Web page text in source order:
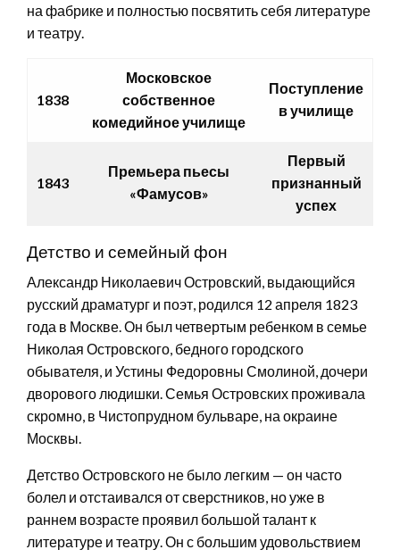
на фабрике и полностью посвятить себя литературе
и театру.
1838
Московское
собственное
комедийное училище
Поступление
в училище
1843
Премьера пьесы
«Фамусов»
Первый
признанный
успех
Детство и семейный фон
Александр Николаевич Островский, выдающийся
русский драматург и поэт, родился 12 апреля 1823
года в Москве. Он был четвертым ребенком в семье
Николая Островского, бедного городского
обывателя, и Устины Федоровны Смолиной, дочери
дворового людишки. Семья Островских проживала
скромно, в Чистопрудном бульваре, на окраине
Москвы.
Детство Островского не было легким — он часто
болел и отстаивался от сверстников, но уже в
раннем возрасте проявил большой талант к
литературе и театру. Он с большим удовольствием